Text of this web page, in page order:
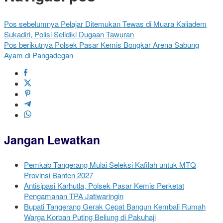
Pos sebelumnya Pelajar Ditemukan Tewas di Muara Kaliadem
Sukadiri, Polisi Selidiki Dugaan Tawuran
Pos berikutnya Polsek Pasar Kemis Bongkar Arena Sabung
Ayam di Pangadegan
Jangan Lewatkan
Pemkab Tangerang Mulai Seleksi Kafilah untuk MTQ
Provinsi Banten 2027
Antisipasi Karhutla, Polsek Pasar Kemis Perketat
Pengamanan TPA Jatiwaringin
Bupati Tangerang Gerak Cepat Bangun Kembali Rumah
Warga Korban Puting Beliung di Pakuhaji